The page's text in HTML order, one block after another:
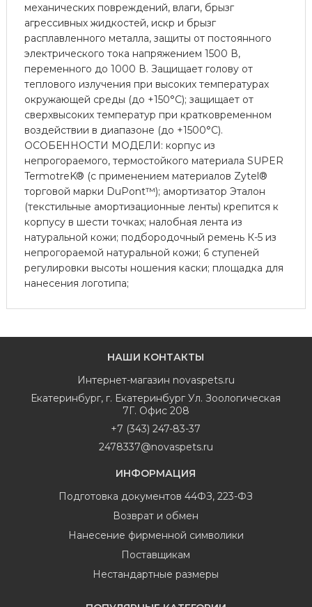
механических повреждений, влаги, брызг
агрессивных жидкостей, искр и брызг
расплавленного металла, защиты от постоянного
электрического тока напряжением 1500 В,
переменного до 1000 В. Защищает голову от
теплового излучения при высоких температурах
окружающей среды (до +150°С); защищает от
сверхвысоких температур при кратковременном
воздействии в диапазоне (до +1500°С).
ОСОБЕННОСТИ МОДЕЛИ: корпус из
непрогораемого, термостойкого материала SUPER
TermotreK® (с применением материалов Zytel®
торговой марки DuPont™); амортизатор Эталон
(текстильные амортизационные ленты) крепится к
корпусу в шести точках; налобная лента из
натуральной кожи; подбородочный ремень К-5 из
непрогораемой натуральной кожи; 6 ступеней
регулировки высоты ношения каски; площадка для
нанесения логотипа;
НАШИ КОНТАКТЫ
Интернет-магазин novaspets.ru
Екатеринбург, г. Екатеринбург Ул. Зоологическая
7Г. Офис 208
+7 (343) 247-83-37
2478337@novaspets.ru
ИНФОРМАЦИЯ
Подготовка документов 44ФЗ, 223-ФЗ
Возврат и обмен
Нанесение фирменной символики
Поставщикам
Нестандартные размеры